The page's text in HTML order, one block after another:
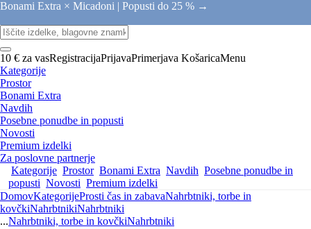
Bonami Extra × Micadoni | Popusti do 25 % →
10 € za vasRegistracijaPrijavaPrimerjava KošaricaMenu
Kategorije
Prostor
Bonami Extra
Navdih
Posebne ponudbe in popusti
Novosti
Premium izdelki
Za poslovne partnerje
Kategorije Prostor Bonami Extra Navdih Posebne ponudbe in
popusti Novosti Premium izdelki
DomovKategorijeProsti čas in zabavaNahrbtniki, torbe in
kovčkiNahrbtnikiNahrbtniki
...Nahrbtniki, torbe in kovčkiNahrbtniki